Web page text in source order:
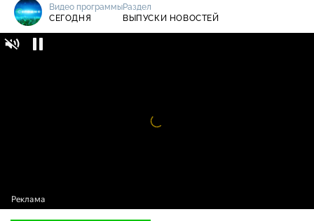
Видео программы
СЕГОДНЯ
Раздел
ВЫПУСКИ НОВОСТЕЙ
Видео
проигрыватель